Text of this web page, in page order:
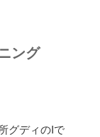
ング
グディのIで